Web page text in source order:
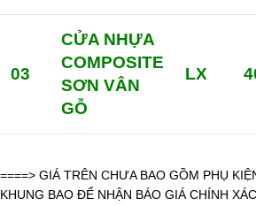
03
CỬA NHỰA
COMPOSITE
SƠN VÂN
GỖ
LX
====> GIÁ TRÊN CHƯA BAO GỒM PHỤ
KHUNG BAO ĐỂ NHẬN BÁO GIÁ CHÍNH